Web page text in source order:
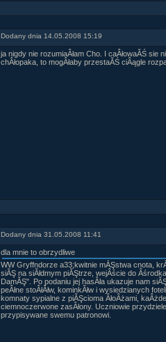
Dodany dnia 14.05.2008 15:19
ja nigdy nie rozumiaÂłam Cho. I caÂłowaĂŚ
chÂłopaka, to mogÂłaby przestaĂŚ ciÂągle
Dodany dnia 31.05.2008 11:41
dla mnie to obrzydliwe
WW Gryffndorze a33;kwitnie mĂŞstwa cnota,
siĂŞ na siĂłdmym piĂŞtrze, wejÂście do
DamĂŞ". Po podaniu jej hasÂła ukazuje nam
peÂłne stoÂłĂłw, kominkĂłw i wysiedzianych
komnaty sypialne z piĂŞcioma ÂłoÂżami,
ciemnoczerwone zasÂłony. Uczniowie
przypisywane swemu patronowi.